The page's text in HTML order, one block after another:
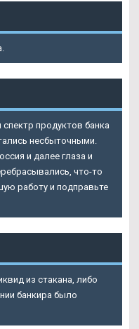
продуктов банка
несбыточными.
и далее глаза и
что-то
работу и подправьте
из стакана, либо
банкира было